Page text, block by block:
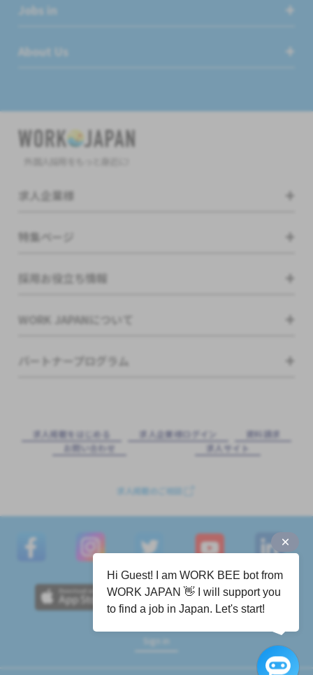
Jobs in
About Us
求人企業様
特集ページ
採用お役立ち情報
WORK JAPANについて
パートナープログラム
求⼈掲載をはじめる 求⼈企業様ログイン
資料請求
お問い合わせ
求⼈サイト
求人掲載のご相談
Sign in
Hi Guest! I am WORK BEE bot from
WORK JAPAN 👋 I will support you
to find a job in Japan. Let's start!